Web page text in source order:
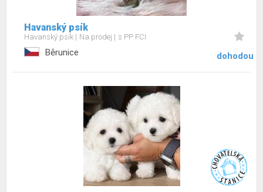
Havanský psík
Havanský psík Na prodej s PP FCI
Běrunice dohodou